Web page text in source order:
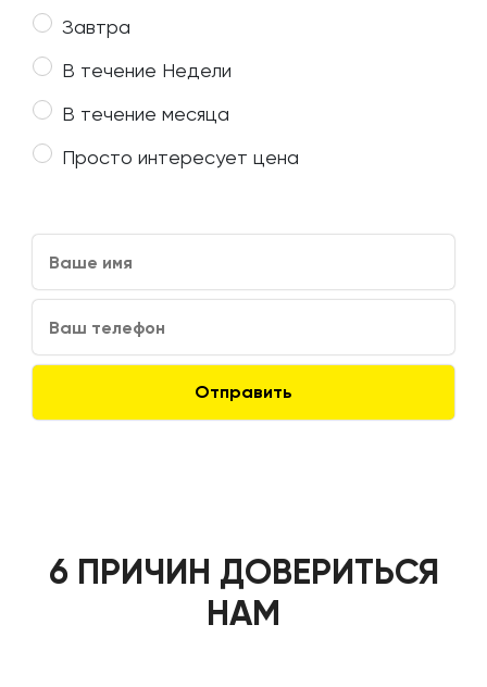
Завтра
В течение Недели
В течение месяца
Просто интересует цена
6 ПРИЧИН ДОВЕРИТЬСЯ
НАМ